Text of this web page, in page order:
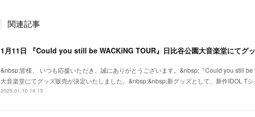
関連記事
1月11日 『Could you still be WACKiNG TOUR』日比谷公園大音楽堂にてグッ
&nbsp;皆様、 いつも応援いただき、誠にありがとうございます。&nbsp;『Could you still
大音楽堂にてグッズ販売が決定いたしました。&nbsp;&nbsp;新グッズとして、新作IDOL T
2025.01.10 14:15